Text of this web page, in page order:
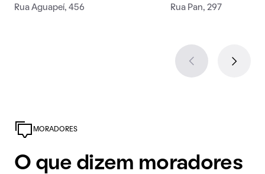
Rua Aguapeí, 456 Rua Pan, 297
MORADORES
O que dizem moradores